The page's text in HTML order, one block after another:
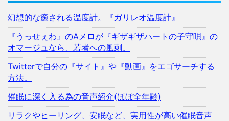
幻想的な癒される温度計。『ガリレオ温度計』
『うっせぇわ』のAメロが『ギザギザハートの子守唄』の
オマージュなら、若者への風刺。
Twitterで自分の『サイト』や『動画』をエゴサーチする
方法。
催眠に深く入る為の音声紹介(ほぼ全年齢)
リラクやヒーリング、安眠など、実用性が高い催眠音声